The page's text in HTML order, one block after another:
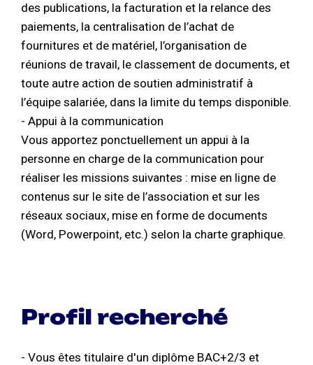
des publications, la facturation et la relance des
paiements, la centralisation de l’achat de
fournitures et de matériel, l’organisation de
réunions de travail, le classement de documents, et
toute autre action de soutien administratif à
l’équipe salariée, dans la limite du temps disponible.
- Appui à la communication
Vous apportez ponctuellement un appui à la
personne en charge de la communication pour
réaliser les missions suivantes : mise en ligne de
contenus sur le site de l’association et sur les
réseaux sociaux, mise en forme de documents
(Word, Powerpoint, etc.) selon la charte graphique.
Profil recherché
- Vous êtes titulaire d'un diplôme BAC+2/3 et